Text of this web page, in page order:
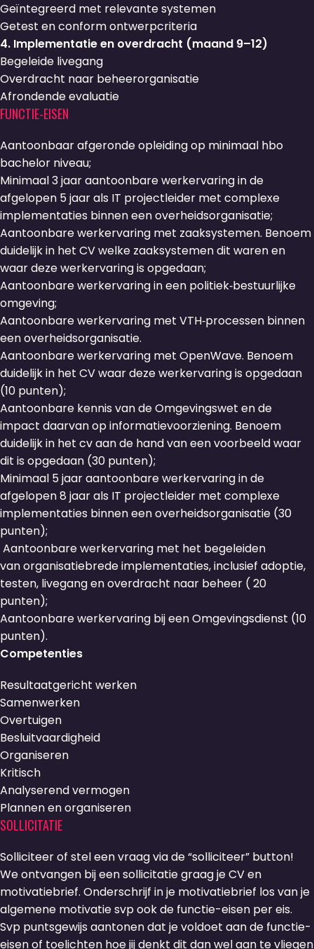
Geïntegreerd met relevante systemen
Getest en conform ontwerpcriteria
4. Implementatie en overdracht (maand 9–12)
Begeleide livegang
Overdracht naar beheerorganisatie
Afrondende evaluatie
FUNCTIE-EISEN
Aantoonbaarafgeronde opleiding op minimaal hbo
bachelor niveau;
Minimaal 3 jaar aantoonbare werkervaring in de
afgelopen 5 jaar als IT projectleider met complexe
implementaties binnen een overheidsorganisatie;
Aantoonbare werkervaring met zaaksystemen. Benoem
duidelijk in het CV welke zaaksystemen dit waren en
waar deze werkervaring is opgedaan;
Aantoonbare werkervaring in een politiek‑bestuurlijke
omgeving;
Aantoonbarewerkervaring met VTH‑processen binnen
een overheidsorganisatie.
Aantoonbare werkervaring met OpenWave. Benoem
duidelijk in het CV waar deze werkervaring is opgedaan
(10 punten);
Aantoonbare kennis van deOmgevingswet en de
impact daarvan op informatievoorziening. Benoem
duidelijk in het cv aan de hand van een voorbeeld waar
dit is opgedaan (30 punten);
Minimaal 5 jaar aantoonbare werkervaring in de
afgelopen 8 jaar als IT projectleider met complexe
implementaties binnen een overheidsorganisatie (30
punten);
Aantoonbare werkervaring met het begeleiden
vanorganisatiebrede implementaties, inclusief adoptie,
testen, livegang en overdracht naar beheer ( 20
punten);
Aantoonbarewerkervaring bijeenOmgevingsdienst (10
punten).
Competenties
Resultaatgericht werken
Samenwerken
Overtuigen
Besluitvaardigheid
Organiseren
Kritisch
Analyserend vermogen
Plannen en organiseren
SOLLICITATIE
Solliciteer of stel een vraag via de “solliciteer” button!
We ontvangen bij een sollicitatie graag je CV en
motivatiebrief. Onderschrijf in je motivatiebrief los van je
algemene motivatie svp ook de functie-eisen per eis.
Svp puntsgewijs aantonen dat je voldoet aan de functie-
eisen of toelichten hoe jij denkt dit dan wel aan te vliegen